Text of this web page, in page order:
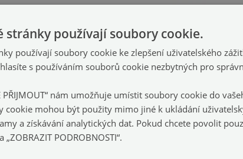
Rohožka vnitřní
na hory
cm 799 Kč
Květinové
velikost: 60x40 cm
stránky používají soubory cookie.
používají soubory cookie ke zlepšení uživatelského
s používáním souborů cookie nezbytných pro
PŘIJMOUT“ nám umožňuje umístit soubory cookie do
cookie mohou být použity mimo jiné k ukládání
a získávání analytických dat. Pokud chcete povolit
PODROBNOSTI“.